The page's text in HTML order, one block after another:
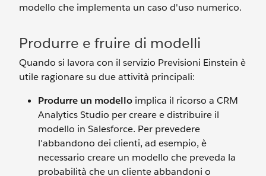
modello che implementa un caso d'uso numerico.
Produrre e fruire di modelli
Quando si lavora con il servizio Previsioni Einstein è
utile ragionare su due attività principali:
Produrre un modello implica il ricorso a CRM
Analytics Studio per creare e distribuire il
modello in Salesforce. Per prevedere
l'abbandono dei clienti, ad esempio, è
necessario creare un modello che preveda la
probabilità che un cliente abbandoni o